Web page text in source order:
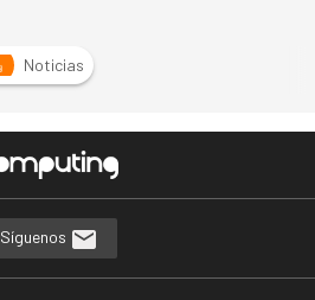
Noticias
Síguenos